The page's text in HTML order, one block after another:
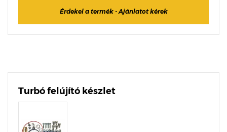
Érdekel a termék - Ajánlatot kérek
Turbó felújító készlet